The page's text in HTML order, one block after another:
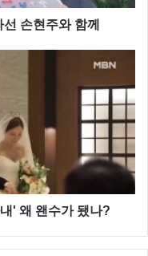
손현주와 함께
' 왜 왠수가 됐나?